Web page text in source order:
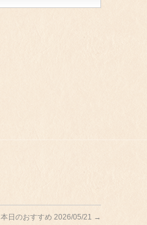
本日のおすすめ 2026/05/21 →